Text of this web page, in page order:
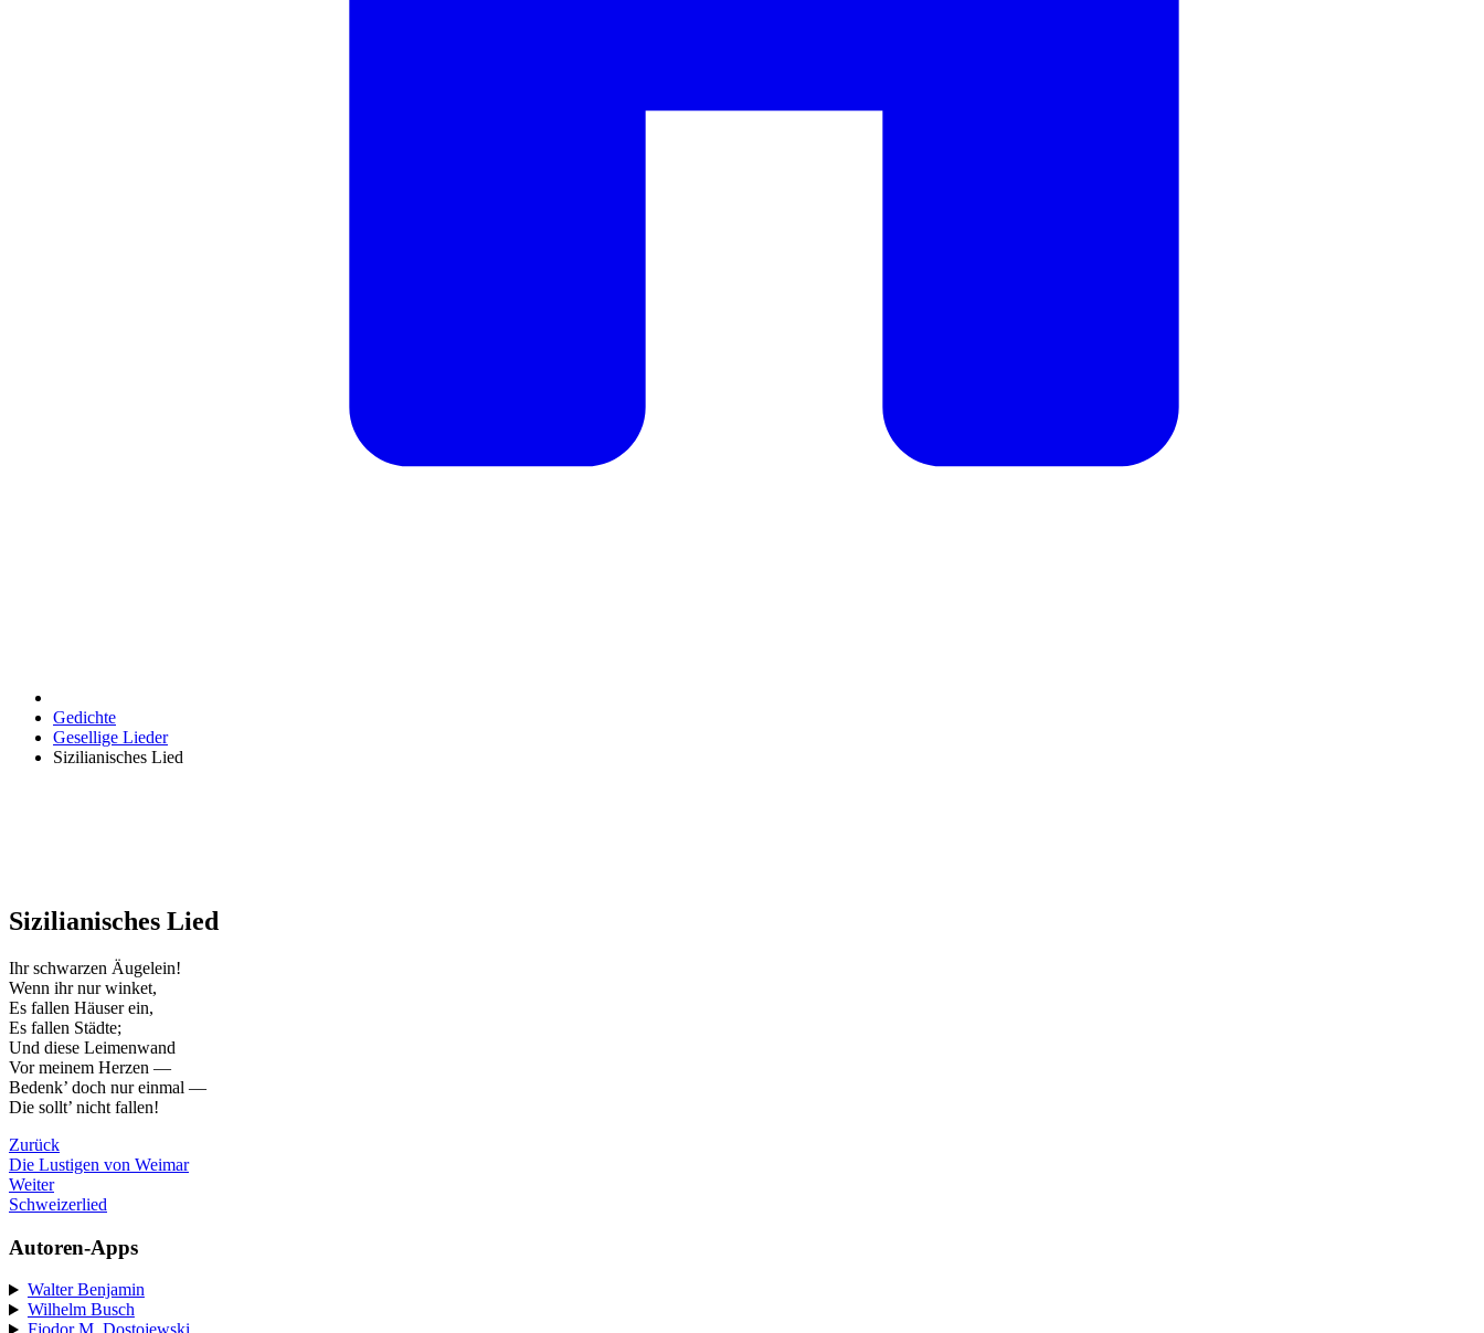
Gedichte
Gesellige Lieder
Sizilianisches Lied
Sizilianisches Lied
Ihr schwarzen Äugelein!
Wenn ihr nur winket,
Es fallen Häuser ein,
Es fallen Städte;
Und diese Leimenwand
Vor meinem Herzen —
Bedenk’ doch nur einmal —
Die sollt’ nicht fallen!
Zurück
Die Lustigen von Weimar
Weiter
Schweizerlied
Autoren-Apps
Walter Benjamin
Wilhelm Busch